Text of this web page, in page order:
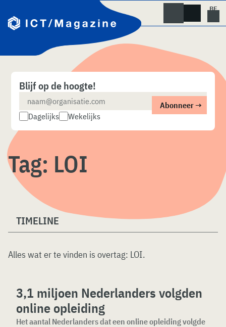
naar
content
Blijf op de hoogte!
Dagelijks Wekelijks
Tag: LOI
TIMELINE
Alles wat er te vinden is overtag: LOI.
3,1 miljoen Nederlanders volgden
online opleiding
Het aantal Nederlanders dat een online opleiding volgde